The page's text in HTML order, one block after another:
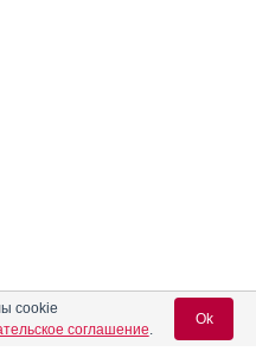
cookie
соглашение.
Ok